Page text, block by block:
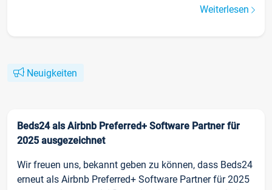
Weiterlesen
Neuigkeiten
Beds24 als Airbnb Preferred+ Software Partner für
2025 ausgezeichnet
Wir freuen uns, bekannt geben zu können, dass Beds24
erneut als Airbnb Preferred+ Software Partner für 2025